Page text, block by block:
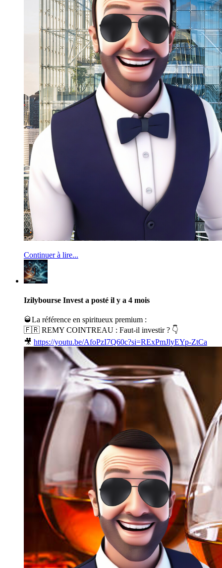
Continuer à lire...
Izilybourse Invest a posté il y a 4 mois
🥃La référence en spiritueux premium :
🇫🇷 REMY COINTREAU : Faut-il investir ? 👇
🎥 https://youtu.be/AfoPzI7Q60c?si=RExPmJlyEYp-ZtCa